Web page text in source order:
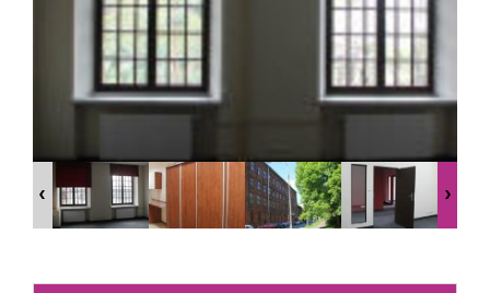
Mieszkania
Działki